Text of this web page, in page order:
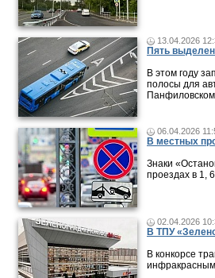
13.04.2026
Пять
В этом году
полосы для
06.04.2026
В местных
Знаки
проездах в 1,
02.04.2026
В ТПУ
В конкорсе